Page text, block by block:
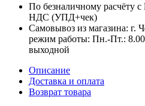
По безналичному расчёту
НДС (УПД+чек)
Самовывоз из магазина: г.
режим работы: Пн.-Пт.:
выходной
Описание
Доставка и оплата
Возврат товара